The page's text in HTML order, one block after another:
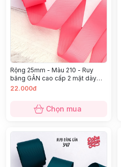
Rộng 25mm - Màu 210 - Ruy
băng GÂN cao cấp 2 mặt dày
dặn
22.000đ
Chọn mua